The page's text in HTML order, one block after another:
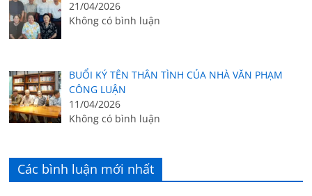
21/04/2026
Không có bình luận
BUỔI KÝ TÊN THÂN TÌNH CỦA NHÀ VĂN PHẠM
CÔNG LUẬN
11/04/2026
Không có bình luận
Các bình luận mới nhất